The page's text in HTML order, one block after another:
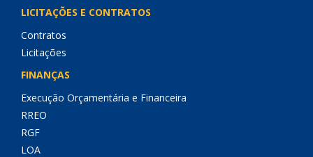
LICITAÇÕES E CONTRATOS
Contratos
Licitações
FINANÇAS
Execução Orçamentária e Financeira
RREO
RGF
LOA